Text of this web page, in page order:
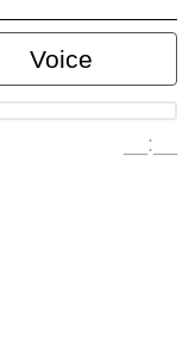
Voice
__:__